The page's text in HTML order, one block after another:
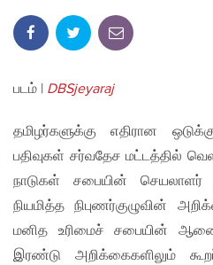
படம் | DBSjeyaraj
தமிழர்களுக்கு எதிரான
பதிவுகள் சர்வதேச மட்டத்தில்
நாடுகள் சபையின்
நியமித்த நிபுணர்குழுவின்
மனித உரிமைச் சபையின்
இரண்டு அறிக்கைகளிலும்